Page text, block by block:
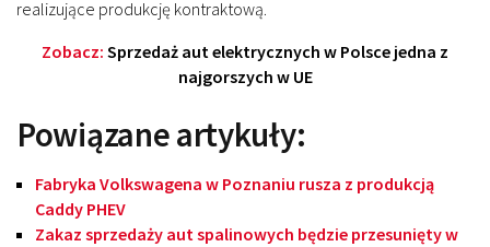
realizujące produkcję kontraktową.
Zobacz: Sprzedaż aut elektrycznych w Polsce jedna z
najgorszych w UE
Powiązane artykuły:
Fabryka Volkswagena w Poznaniu rusza z produkcją
Caddy PHEV
Zakaz sprzedaży aut spalinowych będzie przesunięty w